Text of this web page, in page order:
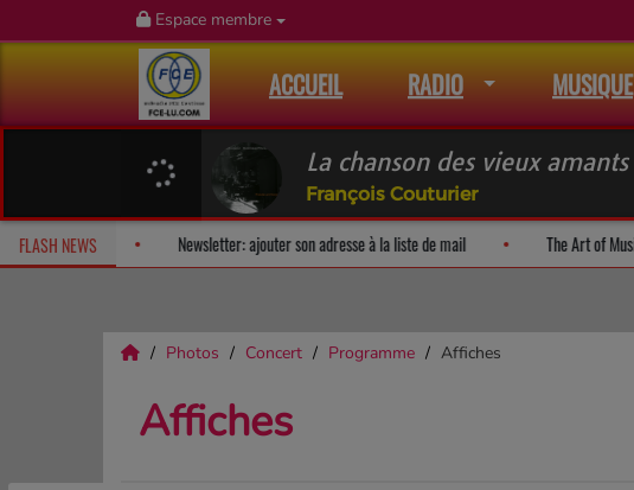
Espace membre
ACCUEIL RADIO MUSIQUE
La chanson des vieux amants
François Couturier
FLASH NEWSFan Releases & Merch Newsletter: ajouter son adresse à la liste de mail
Photos Concert Programme Affiches
Affiches